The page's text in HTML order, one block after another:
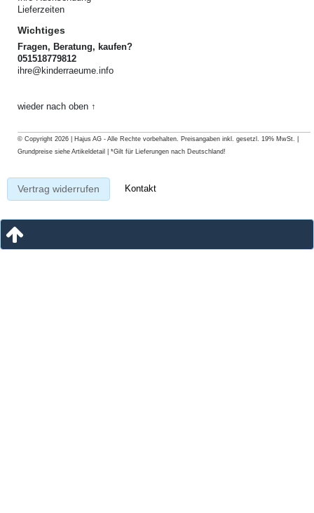
Lieferzeiten
Wichtiges
Fragen, Beratung, kaufen?
051518779812
ihre@kinderraeume.info
wieder nach oben ↑
© Copyright 2026 | Hajus AG - Alle Rechte vorbehalten. Preisangaben inkl. gesetzl. 19% MwSt. |
Grundpreise siehe Artikeldetail | *Gilt für Lieferungen nach Deutschland!
Vertrag widerrufen Kontakt